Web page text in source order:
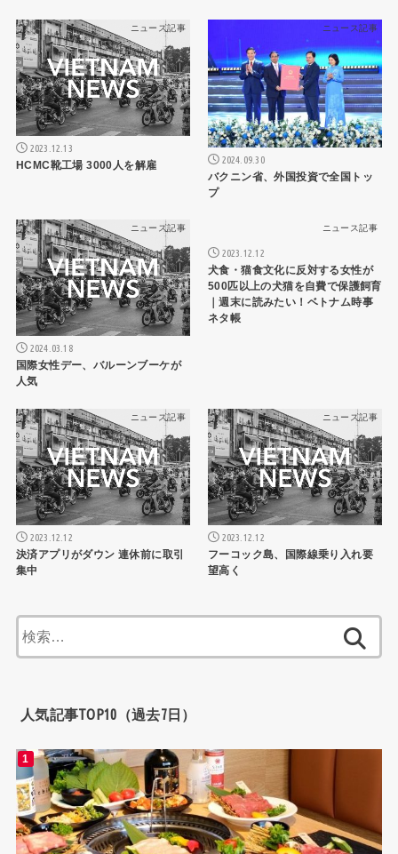
ニュース記事
2023.12.13
HCMC靴工場 3000人を解雇
ニュース記事
2024.09.30
バクニン省、外国投資で全国トッ
プ
ニュース記事
2024.03.18
国際女性デー、バルーンブーケが
人気
ニュース記事
2023.12.12
犬食・猫食文化に反対する女性が
500匹以上の犬猫を自費で保護飼育
｜週末に読みたい！ベトナム時事
ネタ帳
ニュース記事
2023.12.12
決済アプリがダウン 連休前に取引
集中
ニュース記事
2023.12.12
フーコック島、国際線乗り入れ要
望高く
索:
人気記事TOP10（過去7日）